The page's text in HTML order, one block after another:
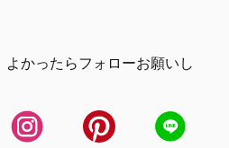
よかったらフォローお願いし